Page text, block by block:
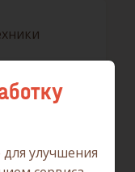
заказе
улучшения